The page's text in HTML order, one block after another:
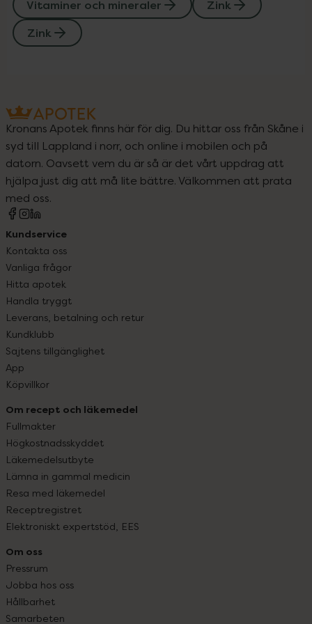
Vitaminer och mineraler
Zink
Zink
Kronans Apotek finns här för dig. Du hittar oss från Skåne i
syd till Lappland i norr, och online i mobilen och på
datorn. Oavsett vem du är så är det vårt uppdrag att
hjälpa just dig att må lite bättre. Välkommen att prata
med oss.
Kundservice
Kontakta oss
Vanliga frågor
Hitta apotek
Handla tryggt
Leverans, betalning och retur
Kundklubb
Sajtens tillgänglighet
App
Köpvillkor
Om recept och läkemedel
Fullmakter
Högkostnadsskyddet
Läkemedelsutbyte
Lämna in gammal medicin
Resa med läkemedel
Receptregistret
Elektroniskt expertstöd, EES
Om oss
Pressrum
Jobba hos oss
Hållbarhet
Samarbeten